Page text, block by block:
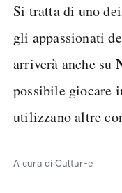
Si tratta di uno
gli appassionati
arriverà anche su
possibile giocare
utilizzano altre
A cura di Cultur-e